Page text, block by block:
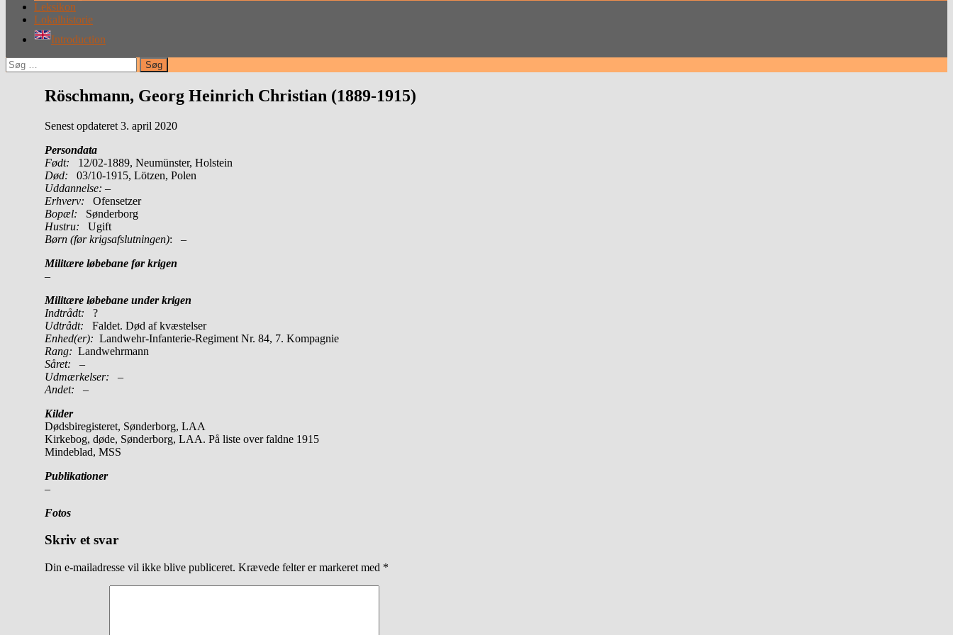
Leksikon
Lokalhistorie
Introduction
Søg
efter:
Röschmann, Georg Heinrich Christian (1889-1915)
Senest opdateret 3. april 2020
Persondata
Født: 12/02-1889, Neumünster, Holstein
Død: 03/10-1915, Lötzen, Polen
Uddannelse: –
Erhverv: Ofensetzer
Bopæl: Sønderborg
Hustru: Ugift
Børn (før krigsafslutningen): –
Militære løbebane før krigen
–
Militære løbebane under krigen
Indtrådt: ?
Udtrådt: Faldet. Død af kvæstelser
Enhed(er): Landwehr-Infanterie-Regiment Nr. 84, 7. Kompagnie
Rang: Landwehrmann
Såret: –
Udmærkelser: –
Andet: –
Kilder
Dødsbiregisteret, Sønderborg, LAA
Kirkebog, døde, Sønderborg, LAA. På liste over faldne 1915
Mindeblad, MSS
Publikationer
–
Fotos
Skriv et svar
Din e-mailadresse vil ikke blive publiceret. Krævede felter er markeret med *